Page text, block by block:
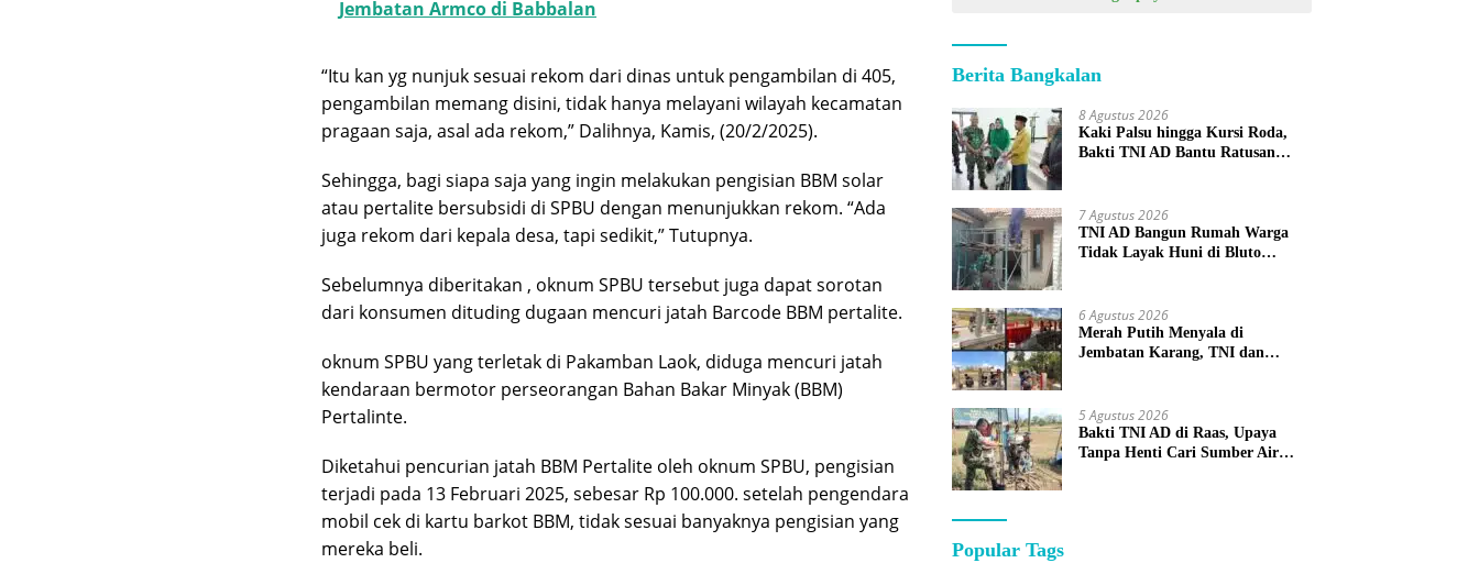
Jembatan Armco di Babbalan
“Itu kan yg nunjuk sesuai rekom dari dinas untuk pengambilan di 405,
pengambilan memang disini, tidak hanya melayani wilayah kecamatan
pragaan saja, asal ada rekom,” Dalihnya, Kamis, (20/2/2025).
Sehingga, bagi siapa saja yang ingin melakukan pengisian BBM solar
atau pertalite bersubsidi di SPBU dengan menunjukkan rekom. “Ada
juga rekom dari kepala desa, tapi sedikit,” Tutupnya.
Sebelumnya diberitakan , oknum SPBU tersebut juga dapat sorotan
dari konsumen dituding dugaan mencuri jatah Barcode BBM pertalite.
oknum SPBU yang terletak di Pakamban Laok, diduga mencuri jatah
kendaraan bermotor perseorangan Bahan Bakar Minyak (BBM)
Pertalinte.
Diketahui pencurian jatah BBM Pertalite oleh oknum SPBU, pengisian
terjadi pada 13 Februari 2025, sebesar Rp 100.000. setelah pengendara
mobil cek di kartu barkot BBM, tidak sesuai banyaknya pengisian yang
mereka beli.
Berita Bangkalan
8 Agustus 2026
Kaki Palsu hingga Kursi Roda,
Bakti TNI AD Bantu Ratusan
7 Agustus 2026
TNI AD Bangun Rumah Warga
Tidak Layak Huni di Bluto
6 Agustus 2026
Merah Putih Menyala di
Jembatan Karang, TNI dan
5 Agustus 2026
Bakti TNI AD di Raas, Upaya
Tanpa Henti Cari Sumber Air
Popular Tags